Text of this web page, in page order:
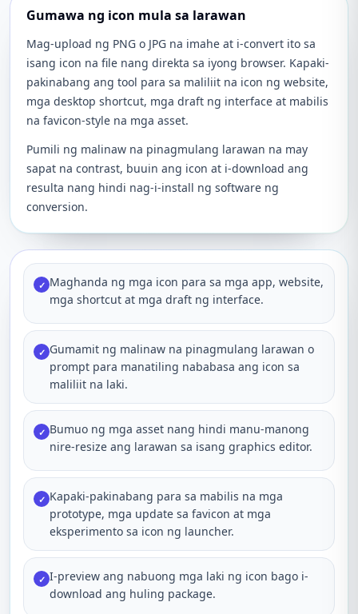
Gumawa ng icon mula sa larawan
Mag-upload ng PNG o JPG na imahe at i-convert ito sa
isang icon na file nang direkta sa iyong browser. Kapaki-
pakinabang ang tool para sa maliliit na icon ng website,
mga desktop shortcut, mga draft ng interface at mabilis
na favicon-style na mga asset.
Pumili ng malinaw na pinagmulang larawan na may
sapat na contrast, buuin ang icon at i-download ang
resulta nang hindi nag-i-install ng software ng
conversion.
✓ Maghanda ng mga icon para sa mga app, website,
mga shortcut at mga draft ng interface.
✓ Gumamit ng malinaw na pinagmulang larawan o
prompt para manatiling nababasa ang icon sa
maliliit na laki.
✓ Bumuo ng mga asset nang hindi manu-manong
nire-resize ang larawan sa isang graphics editor.
✓ Kapaki-pakinabang para sa mabilis na mga
prototype, mga update sa favicon at mga
eksperimento sa icon ng launcher.
✓ I-preview ang nabuong mga laki ng icon bago i-
download ang huling package.